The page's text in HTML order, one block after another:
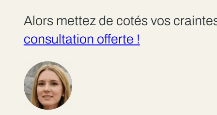
Alors mettez de cotés vos
consultation offerte !